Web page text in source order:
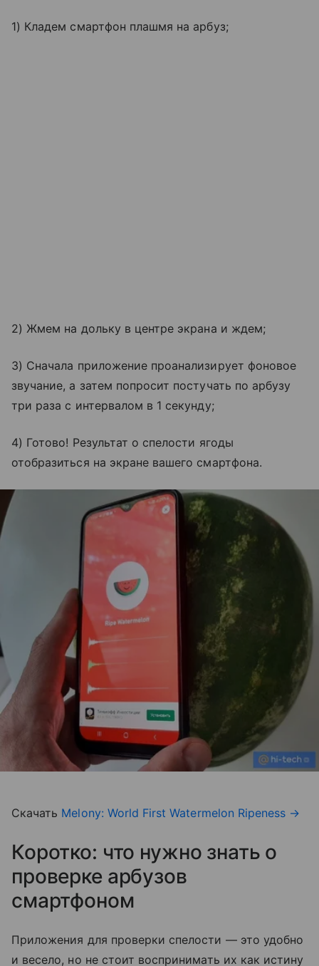
1) Кладем смартфон плашмя на арбуз;
2) Жмем на дольку в центре экрана и ждем;
3) Сначала приложение проанализирует фоновое
звучание, а затем попросит постучать по арбузу
три раза с интервалом в 1 секунду;
4) Готово! Результат о спелости ягоды
отобразиться на экране вашего смартфона.
Скачать Melony: World First Watermelon Ripeness →
Коротко: что нужно знать о
проверке арбузов
смартфоном
Приложения для проверки спелости — это удобно
и весело, но не стоит воспринимать их как истину